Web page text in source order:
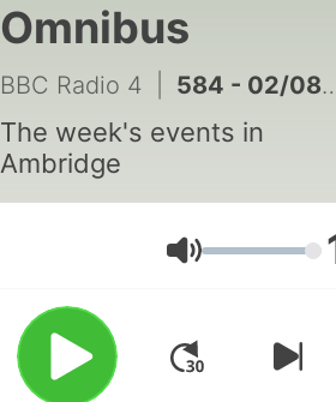
Omnibus
BBC Radio 4 584 - 02/08/2026
The week's events in
Ambridge
Volumen